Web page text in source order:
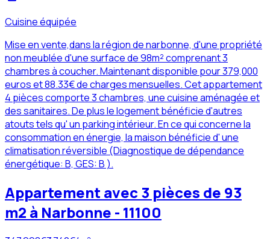
Cuisine équipée
Mise en vente,dans la région de narbonne, d'une propriété
non meublée d'une surface de 98m² comprenant 3
chambres à coucher. Maintenant disponible pour 379,000
euros et 88.33€ de charges mensuelles. Cet appartement
4 pièces comporte 3 chambres, une cuisine aménagée et
des sanitaires. De plus le logement bénéficie d'autres
atouts tels qu' un parking intérieur. En ce qui concerne la
consommation en énergie, la maison bénéficie d' une
climatisation réversible (Diagnostique de dépendance
énergétique: B, GES: B ).
Appartement avec 3 pièces de 93
m2 à Narbonne - 11100